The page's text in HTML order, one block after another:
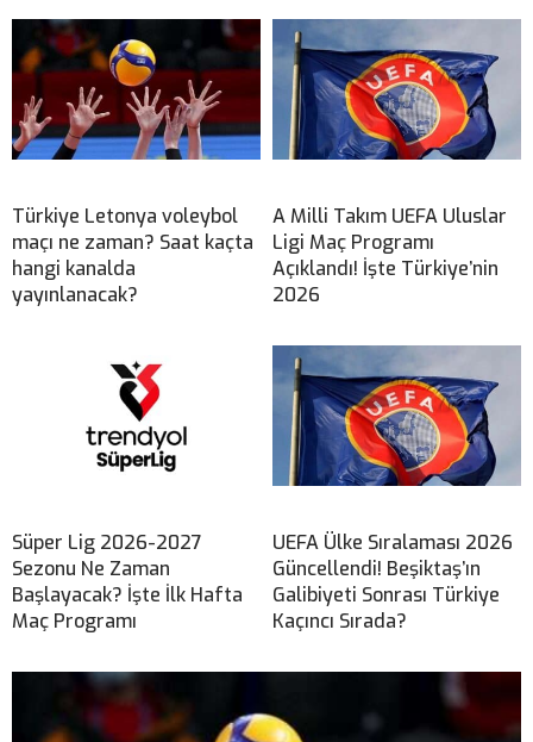
Türkiye Letonya voleybol
maçı ne zaman? Saat kaçta
hangi kanalda
yayınlanacak?
A Milli Takım UEFA Uluslar
Ligi Maç Programı
Açıklandı! İşte Türkiye’nin
2026
Süper Lig 2026-2027
Sezonu Ne Zaman
Başlayacak? İşte İlk Hafta
Maç Programı
UEFA Ülke Sıralaması 2026
Güncellendi! Beşiktaş’ın
Galibiyeti Sonrası Türkiye
Kaçıncı Sırada?